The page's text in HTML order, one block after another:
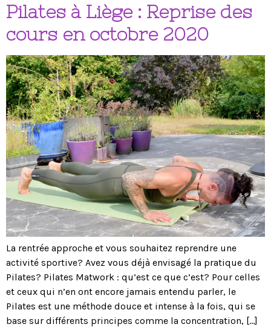
Pilates à Liège : Reprise des
cours en octobre 2020
La rentrée approche et vous souhaitez reprendre une
activité sportive? Avez vous déjà envisagé la pratique du
Pilates? Pilates Matwork : qu’est ce que c’est? Pour celles
et ceux qui n’en ont encore jamais entendu parler, le
Pilates est une méthode douce et intense à la fois, qui se
base sur différents principes comme la concentration, […]